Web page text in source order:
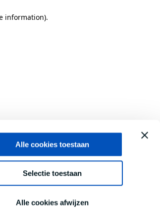
Alle cookies toestaan
Selectie toestaan
Alle cookies afwijzen
information).